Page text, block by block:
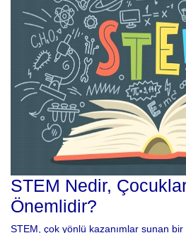
STEM Nedir,
Önemlidir?
STEM, çok yönlü kazanımlar sunan bir